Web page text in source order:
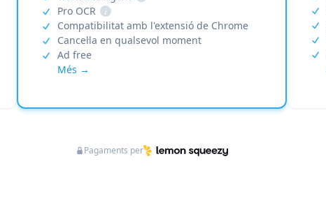
Pro OCR
i
Compatibilitat amb l'extensió de Chrome
Cancel·la en qualsevol moment
Ad free
Més →
Pagaments per